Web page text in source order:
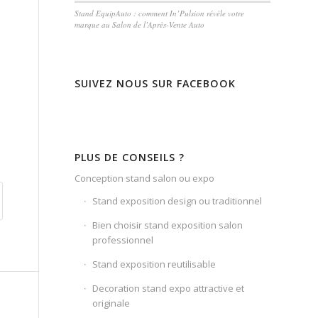
Stand EquipAuto : comment In’Pulsion révèle votre
marque au Salon de l’Après-Vente Auto
SUIVEZ NOUS SUR FACEBOOK
PLUS DE CONSEILS ?
Conception stand salon ou expo
Stand exposition design ou traditionnel
Bien choisir stand exposition salon
professionnel
Stand exposition reutilisable
Decoration stand expo attractive et
originale